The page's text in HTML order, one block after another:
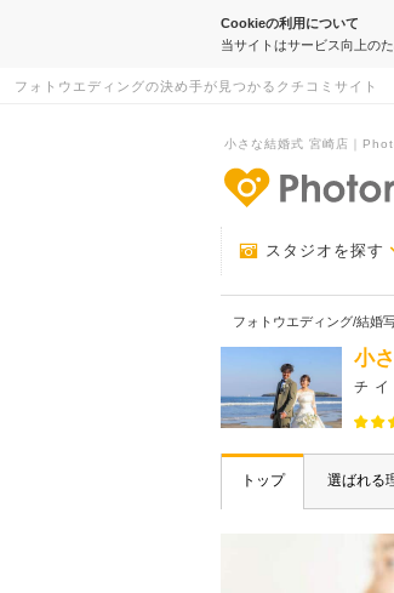
Cookieの利用について
当サイトはサービス向上の
フォトウエディングの決め手が見つかるクチコミサイト
小さな結婚式 宮崎店｜
スタジオを探す
フォトウエディング/結婚
小
チ
トップ 選ばれる